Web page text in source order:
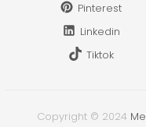
Pinterest
Linkedin
Tiktok
Copyright © 2024